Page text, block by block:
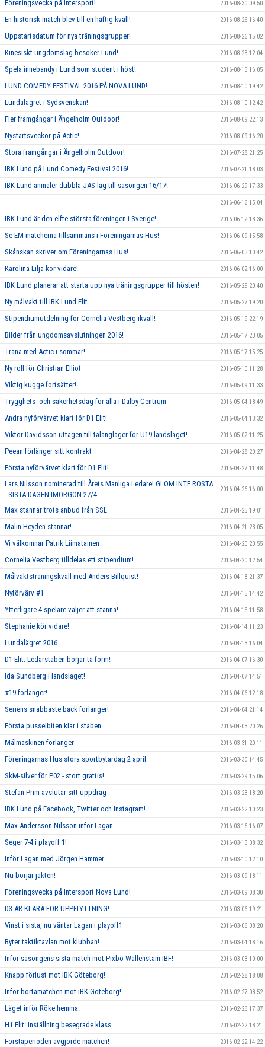
Föreningsvecka på Intersport! 2016-08-30 09:50
En historisk match blev till en häftig kväll! 2016-08-26 16:40
Uppstartsdatum för nya träningsgrupper! 2016-08-26 15:02
Kinesiskt ungdomslag besöker Lund! 2016-08-23 12:04
Spela innebandy i Lund som student i höst! 2016-08-15 16:05
LUND COMEDY FESTIVAL 2016 PÅ NOVA LUND! 2016-08-10 19:42
Lundalägret i Sydsvenskan! 2016-08-10 12:42
Fler framgångar i Ängelholm Outdoor! 2016-08-09 22:13
Nystartsveckor på Actic! 2016-08-09 16:20
Stora framgångar i Ängelholm Outdoor! 2016-07-28 21:25
IBK Lund på Lund Comedy Festival 2016! 2016-07-21 18:03
IBK Lund anmäler dubbla JAS-lag till säsongen 16/17! 2016-06-29 17:33
2016-06-16 15:04
IBK Lund är den elfte största föreningen i Sverige! 2016-06-12 18:36
Se EM-matcherna tillsammans i Föreningarnas Hus! 2016-06-09 15:58
Skånskan skriver om Föreningarnas Hus! 2016-06-03 10:42
Karolina Lilja kör vidare! 2016-06-02 16:00
IBK Lund planerar att starta upp nya träningsgrupper till hösten! 2016-05-29 20:40
Ny målvakt till IBK Lund Elit 2016-05-27 19:20
Stipendiumutdelning för Cornelia Vestberg ikväll! 2016-05-19 22:19
Bilder från ungdomsavslutningen 2016! 2016-05-17 23:05
Träna med Actic i sommar! 2016-05-17 15:25
Ny roll för Christian Elliot 2016-05-10 11:28
Viktig kugge fortsätter! 2016-05-09 11:33
Trygghets- och säkerhetsdag för alla i Dalby Centrum 2016-05-04 18:49
Andra nyförvärvet klart för D1 Elit! 2016-05-04 13:32
Viktor Davidsson uttagen till talangläger för U19-landslaget! 2016-05-02 11:25
Peean förlänger sitt kontrakt 2016-04-28 20:27
Första nyförvärvet klart för D1 Elit! 2016-04-27 11:48
Lars Nilsson nominerad till Årets Manliga Ledare! GLÖM INTE RÖSTA
- SISTA DAGEN IMORGON 27/4
2016-04-26 16:00
Max stannar trots anbud från SSL 2016-04-25 19:01
Malin Heyden stannar! 2016-04-21 23:05
Vi välkomnar Patrik Liimatainen 2016-04-20 20:55
Cornelia Vestberg tilldelas ett stipendium! 2016-04-20 12:54
Målvaktsträningskväll med Anders Billquist! 2016-04-18 21:37
Nyförvärv #1 2016-04-15 14:42
Ytterligare 4 spelare väljer att stanna! 2016-04-15 11:58
Stephanie kör vidare! 2016-04-14 11:23
Lundalägret 2016 2016-04-13 16:04
D1 Elit: Ledarstaben börjar ta form! 2016-04-07 16:30
Ida Sundberg i landslaget! 2016-04-07 14:51
#19 förlänger! 2016-04-06 12:18
Seriens snabbaste back förlänger! 2016-04-04 21:14
Första pusselbiten klar i staben 2016-04-03 20:26
Målmaskinen förlänger 2016-03-31 20:11
Föreningarnas Hus stora sportbytardag 2 april 2016-03-30 14:45
SkM-silver för P02 - stort grattis! 2016-03-29 15:06
Stefan Prim avslutar sitt uppdrag 2016-03-23 18:20
IBK Lund på Facebook, Twitter och Instagram! 2016-03-22 10:23
Max Andersson Nilsson inför Lagan 2016-03-16 16:07
Seger 7-4 i playoff 1! 2016-03-13 08:32
Inför Lagan med Jörgen Hammer 2016-03-10 12:10
Nu börjar jakten! 2016-03-09 18:11
Föreningsvecka på Intersport Nova Lund! 2016-03-09 08:30
D3 ÄR KLARA FÖR UPPFLYTTNING! 2016-03-06 19:21
Vinst i sista, nu väntar Lagan i playoff1 2016-03-06 08:20
Byter taktiktavlan mot klubban! 2016-03-04 18:16
Inför säsongens sista match mot Pixbo Wallenstam IBF! 2016-03-03 10:00
Knapp förlust mot IBK Göteborg! 2016-02-28 18:08
Inför bortamatchen mot IBK Göteborg! 2016-02-27 08:52
Läget inför Röke hemma. 2016-02-26 17:37
H1 Elit: Inställning besegrade klass 2016-02-22 18:21
Förstaperioden avgjorde matchen! 2016-02-22 14:22